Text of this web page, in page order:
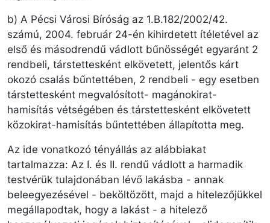
b) A Pécsi Városi Bíróság az 1.B.182/2002/42.
számú, 2004. február 24-én kihirdetett ítéletével az
első és másodrendű vádlott bűnösségét egyaránt 2
rendbeli, társtettesként elkövetett, jelentős kárt
okozó csalás bűntettében, 2 rendbeli - egy esetben
társtettesként megvalósított- magánokirat-
hamisítás vétségében és társtettesként elkövetett
közokirat-hamisítás bűntettében állapította meg.
Az ide vonatkozó tényállás az alábbiakat
tartalmazza: Az I. és II. rendű vádlott a harmadik
testvérük tulajdonában lévő lakásba - annak
beleegyezésével - beköltözött, majd a hitelezőjükkel
megállapodtak, hogy a lakást - a hitelező